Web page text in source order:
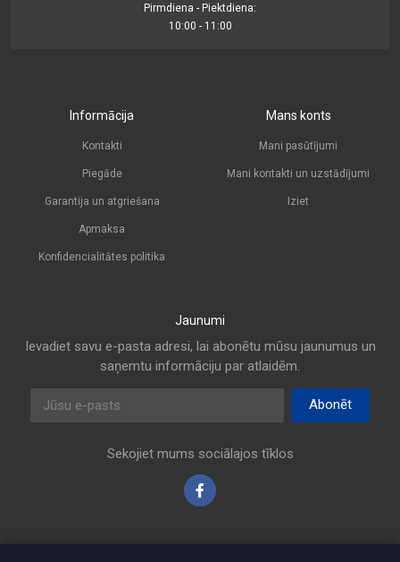
Pirmdiena - Piektdiena:
10:00 - 11:00
Informācija
Kontakti
Piegāde
Garantija un atgriešana
Apmaksa
Konfidencialitātes politika
Mans konts
Mani pasūtījumi
Mani kontakti un uzstādījumi
Iziet
Jaunumi
Ievadiet savu e-pasta adresi, lai abonētu mūsu jaunumus un
saņemtu informāciju par atlaidēm.
E-pasta adrese
Abonēt
Sekojiet mums sociālajos tīklos